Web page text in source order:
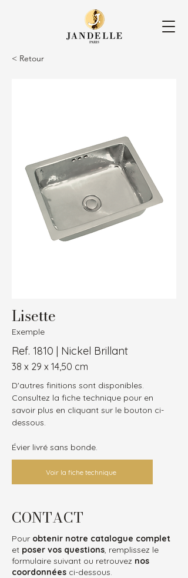
< Retour
Lisette
Exemple
Ref. 1810 | Nickel Brillant
38 x 29 x 14,50 cm
D'autres finitions sont disponibles.
Consultez la fiche technique pour en
savoir plus en cliquant sur le bouton ci-
dessous.
Évier livré sans bonde.
Voir la fiche technique
CONTACT
Pour obtenir notre catalogue complet
et poser vos questions, remplissez le
formulaire suivant ou retrouvez nos
coordonnées ci-dessous.